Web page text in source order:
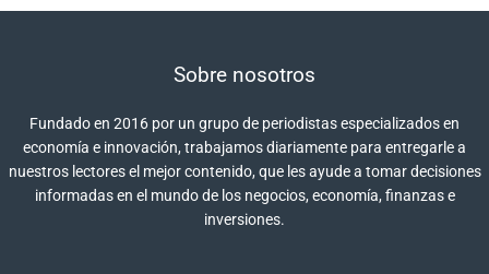
Sobre nosotros
Fundado en 2016 por un grupo de periodistas especializados en
economía e innovación, trabajamos diariamente para entregarle a
nuestros lectores el mejor contenido, que les ayude a tomar decisiones
informadas en el mundo de los negocios, economía, finanzas e
inversiones.